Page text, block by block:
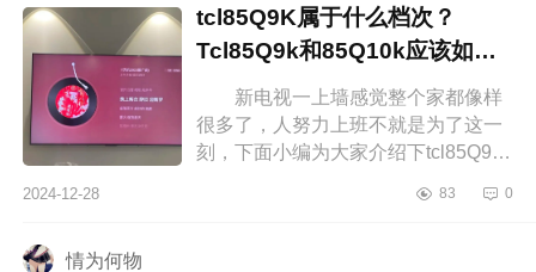
tcl85Q9K属于什么档次？
Tcl85Q9k和85Q10k应该如何
新电视一上墙感觉整个家都像样
很多了，人努力上班不就是为了这一
刻，下面小编为大家介绍下tcl85Q9K
应该如何选 tcl85Q9K属于什么档
2024-12-28 83 0
情为何物